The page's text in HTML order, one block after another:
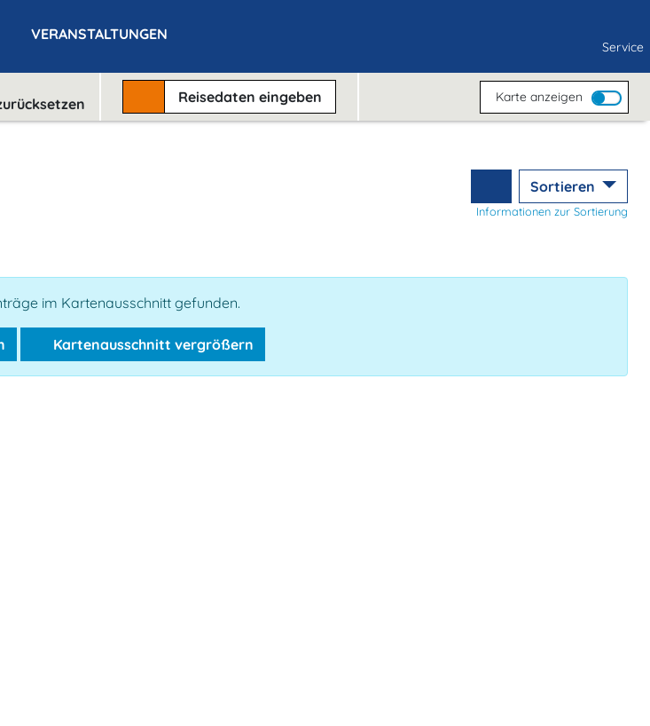
VERANSTALTUNGEN
Service
Reisedateneingeben Karte anzeigen
Sortieren
Informationen zur Sortierung
im Kartenausschnitt gefunden.
Kartenausschnitt vergrößern